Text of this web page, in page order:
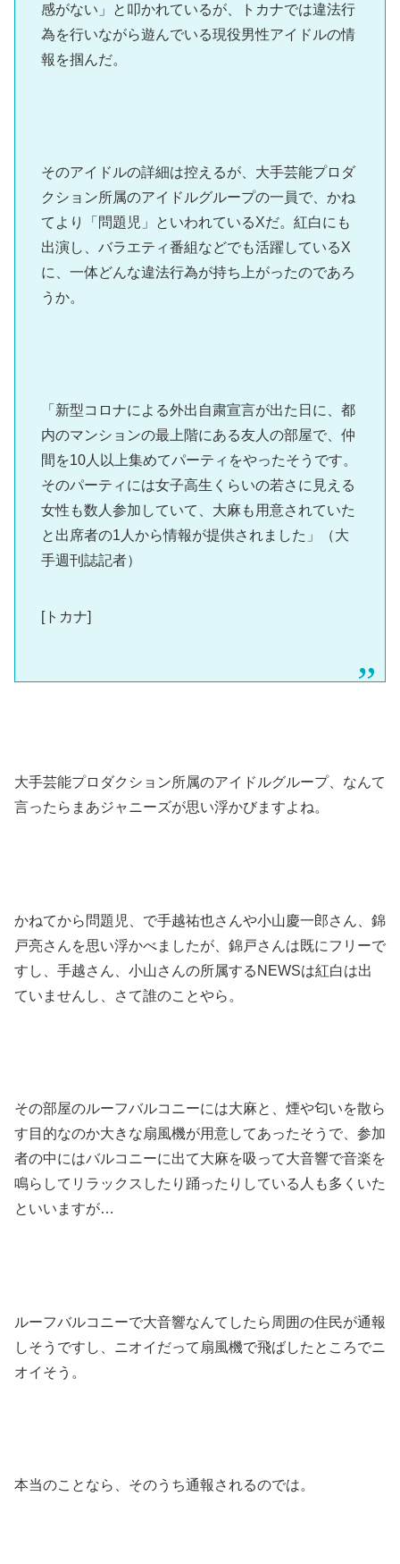
感がない」と叩かれているが、トカナでは違法行
為を行いながら遊んでいる現役男性アイドルの情
報を掴んだ。
そのアイドルの詳細は控えるが、大手芸能プロダ
クション所属のアイドルグループの一員で、かね
てより「問題児」といわれているXだ。紅白にも
出演し、バラエティ番組などでも活躍しているX
に、一体どんな違法行為が持ち上がったのであろ
うか。
「新型コロナによる外出自粛宣言が出た日に、都
内のマンションの最上階にある友人の部屋で、仲
間を10人以上集めてパーティをやったそうです。
そのパーティには女子高生くらいの若さに見える
女性も数人参加していて、大麻も用意されていた
と出席者の1人から情報が提供されました」（大
手週刊誌記者）
[トカナ]
大手芸能プロダクション所属のアイドルグループ、なんて
言ったらまあジャニーズが思い浮かびますよね。
かねてから問題児、で手越祐也さんや小山慶一郎さん、錦
戸亮さんを思い浮かべましたが、錦戸さんは既にフリーで
すし、手越さん、小山さんの所属するNEWSは紅白は出
ていませんし、さて誰のことやら。
その部屋のルーフバルコニーには大麻と、煙や匂いを散ら
す目的なのか大きな扇風機が用意してあったそうで、参加
者の中にはバルコニーに出て大麻を吸って大音響で音楽を
鳴らしてリラックスしたり踊ったりしている人も多くいた
といいますが…
ルーフバルコニーで大音響なんてしたら周囲の住民が通報
しそうですし、ニオイだって扇風機で飛ばしたところでニ
オイそう。
本当のことなら、そのうち通報されるのでは。